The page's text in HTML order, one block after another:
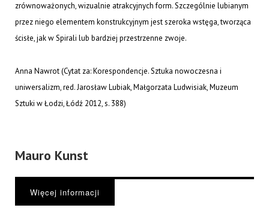
zrównoważonych, wizualnie atrakcyjnych form. Szczególnie lubianym
przez niego elementem konstrukcyjnym jest szeroka wstęga, tworząca
ścisłe, jak w Spirali lub bardziej przestrzenne zwoje.
Anna Nawrot (Cytat za: Korespondencje. Sztuka nowoczesna i
uniwersalizm, red. Jarosław Lubiak, Małgorzata Ludwisiak, Muzeum
Sztuki w Łodzi, Łódź 2012, s. 388)
Mauro Kunst
Więcej informacji